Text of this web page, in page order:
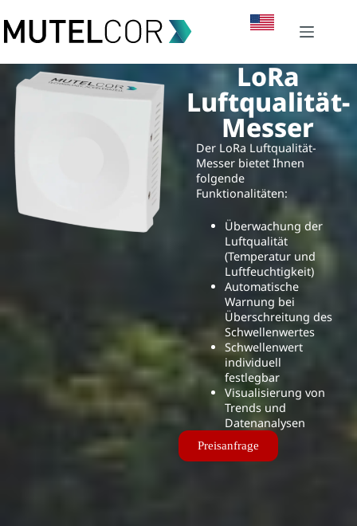
LoRa
Luftqualität-
Messer
Der LoRa Luftqualität-
Messer bietet Ihnen
folgende
Funktionalitäten:
Überwachung der
Luftqualität
(Temperatur und
Luftfeuchtigkeit)
Automatische
Warnung bei
Überschreitung des
Schwellenwertes
Schwellenwert
individuell
festlegbar
Visualisierung von
Trends und
Datenanalysen
Preisanfrage